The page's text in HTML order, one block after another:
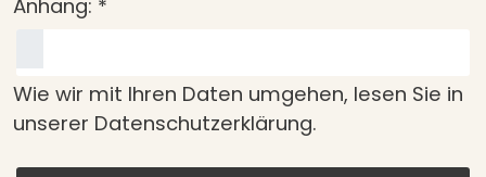
Anhang: *
Wie wir mit Ihren Daten umgehen, lesen Sie in
unserer Datenschutzerklärung.